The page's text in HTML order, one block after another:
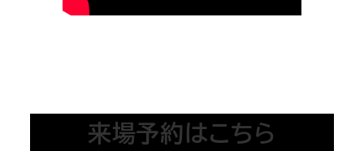
来場予約はこちら